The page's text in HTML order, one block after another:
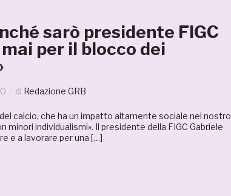
sarò presidente FIGC
per il blocco dei
di Redazione GRB
calcio, che ha un impatto altamente sociale nel nostro
minori individualismi». Il presidente della FIGC Gabriele
e a lavorare per una […]